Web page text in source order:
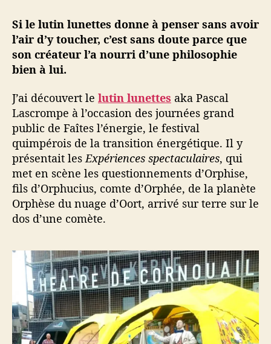
a
c
u
i
r
e
s
d
u
l
u
u
n
e
t
t
e
s
Si le lutin lunettes donne à penser sans avoir
l’air d’y toucher, c’est sans doute parce que
son créateur l’a nourri d’une philosophie
bien à lui.
J’ai découvert le lutin lunettes aka Pascal
Lascrompe à l’occasion des journées grand
public de Faîtes l’énergie, le festival
quimpérois de la transition énergétique. Il y
présentait lesExpériences spectaculaires, qui
met en scène les questionnements d’Orphise,
fils d’Orphucius, comte d’Orphée, de la planète
Orphèse du nuage d’Oort, arrivé sur terre sur le
dos d’une comète.